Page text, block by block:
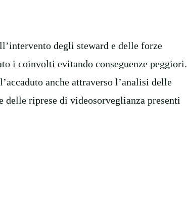
degli steward e delle forze
i coinvolti evitando conseguenze peggiori.
anche attraverso l’analisi delle
riprese di videosorveglianza presenti